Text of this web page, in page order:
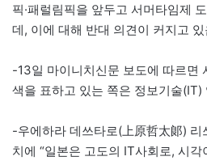
픽·패럴림픽을 앞두고 서머타임제
데, 이에 대해 반대 의견이 커지고 있
-13일 마이니치신문 보도에 따르면
색을 표하고 있는 쪽은 정보기술(IT)
-우에하라 데쓰타로(上原哲太郞) 리
치에 “일본은 고도의 IT사회로, 시